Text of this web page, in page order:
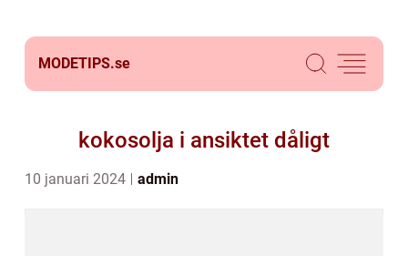
MODETIPS.se
kokosolja i ansiktet dåligt
10 januari 2024 admin